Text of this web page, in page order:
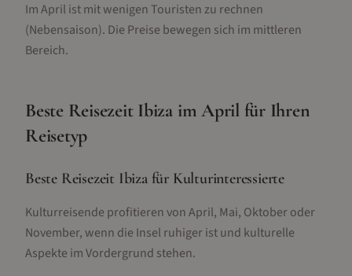
Im April ist mit wenigen Touristen zu rechnen
(Nebensaison). Die Preise bewegen sich im mittleren
Bereich.
Beste Reisezeit IbizaimAprilfür Ihren
Reisetyp
Beste Reisezeit Ibiza für Kulturinteressierte
Kulturreisende profitieren von April, Mai, Oktober oder
November, wenn die Insel ruhiger ist und kulturelle
Aspekte im Vordergrund stehen.